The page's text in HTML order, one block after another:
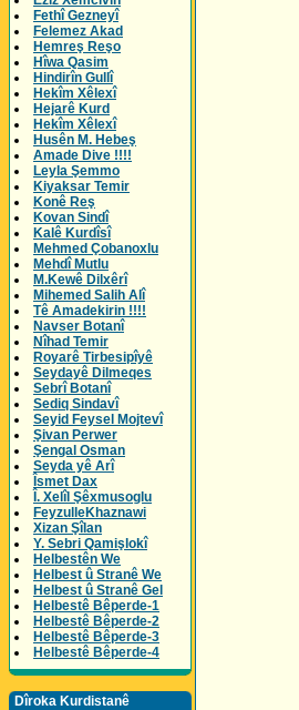
Fethî Gezneyî
Felemez Akad
Hemreş Reşo
Hîwa Qasim
Hindirîn Gullî
Hekîm Xêlexî
Hejarê Kurd
Hekîm Xêlexî
Husên M. Hebeş
Amade Dive !!!!
Leyla Şemmo
Kiyaksar Temir
Konê Reş
Kovan Sindî
Kalê Kurdîsî
Mehmed Çobanoxlu
Mehdî Mutlu
M.Kewê Dilxêrî
Mihemed Salih Alî
Tê Amadekirin !!!!
Navser Botanî
Nîhad Temir
Royarê Tirbesipîyê
Seydayê Dilmeqes
Sebrî Botanî
Sediq Sindavî
Seyid Feysel Mojtevî
Şivan Perwer
Şengal Osman
Seyda yê Arî
Îsmet Dax
Î. Xelîl Şêxmusoglu
FeyzulleKhaznawi
Xizan Şîlan
Y. Sebri Qamişlokî
Helbestên We
Helbest û Stranê We
Helbest û Stranê Gel
Helbestê Bêperde-1
Helbestê Bêperde-2
Helbestê Bêperde-3
Helbestê Bêperde-4
Dîroka Kurdistanê